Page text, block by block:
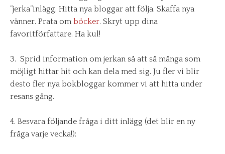
”jerka”inlägg. Hitta nya bloggar att följa. Skaffa nya
vänner. Prata om böcker. Skryt upp dina
favoritförfattare. Ha kul!
3. Sprid information om jerkan så att så många som
möjligt hittar hit och kan dela med sig. Ju fler vi blir
desto fler nya bokbloggar kommer vi att hitta under
resans gång.
4. Besvara följande fråga i ditt inlägg (det blir en ny
fråga varje vecka!):